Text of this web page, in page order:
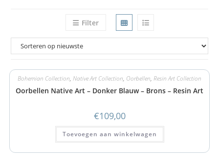
Filter
Bohemian Collection, Native Art Collection, Oorbellen, Resin Art Collection
Oorbellen Native Art – Donker Blauw – Brons – Resin Art
€109,00
Toevoegen aan winkelwagen